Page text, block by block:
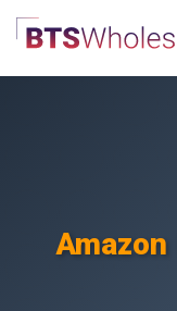
Amazon